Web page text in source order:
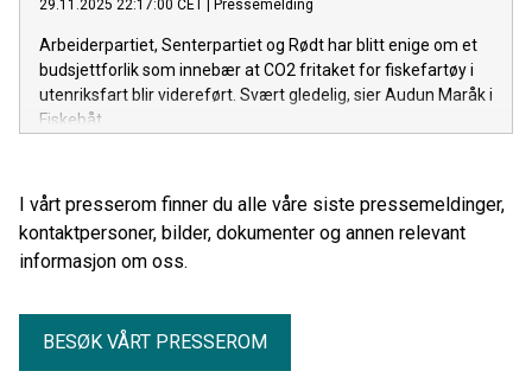
29.11.2025 22:17:00 CET Pressemelding
Arbeiderpartiet, Senterpartiet og Rødt har blitt enige om et
budsjettforlik som innebær at CO2 fritaket for fiskefartøy i
utenriksfart blir videreført. Svært gledelig, sier Audun Maråk i
Fiskebåt.
I vårt presserom finner du alle våre siste pressemeldinger,
kontaktpersoner, bilder, dokumenter og annen relevant
informasjon om oss.
BESØK VÅRT PRESSEROM